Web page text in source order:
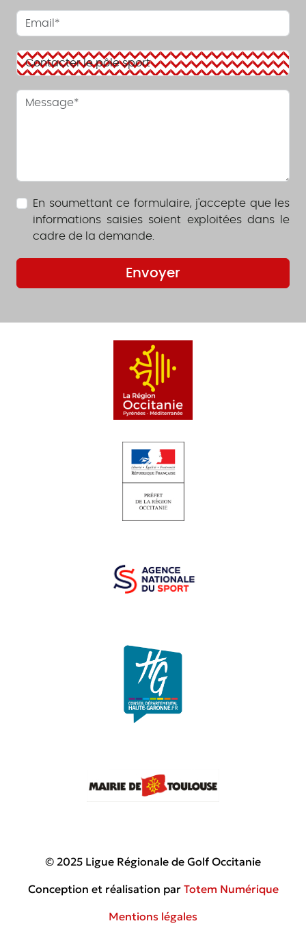
En soumettant ce formulaire, j'accepte que les
informations saisies soient exploitées dans le
cadre de la demande.
© 2025 Ligue Régionale de Golf Occitanie
Conception et réalisation par Totem Numérique
Mentions légales